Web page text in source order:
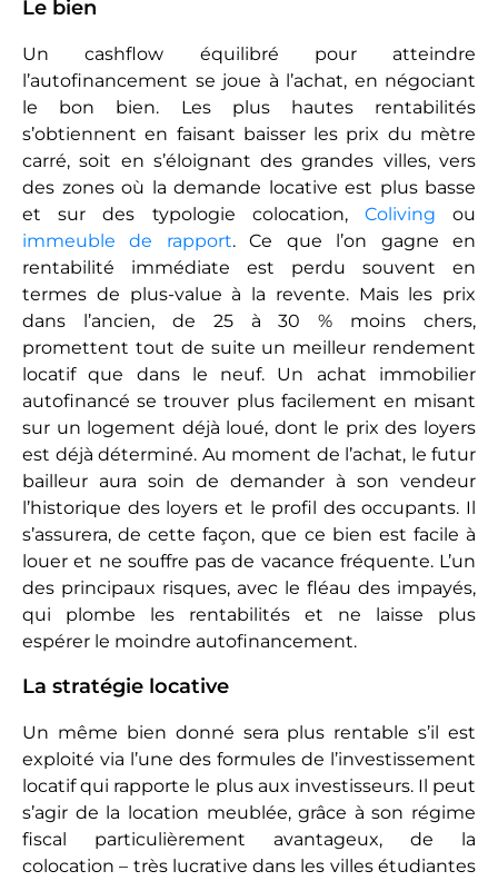
Le bien
Un cashflow équilibré pour atteindre
l’autofinancement se joue à l’achat, en négociant
le bon bien. Les plus hautes rentabilités
s’obtiennent en faisant baisser les prix du mètre
carré, soit en s’éloignant des grandes villes, vers
des zones où la demande locative est plus basse
et sur des typologie colocation, Coliving ou
immeuble de rapport. Ce que l’on gagne en
rentabilité immédiate est perdu souvent en
termes de plus-value à la revente. Mais les prix
dans l’ancien, de 25 à 30 % moins chers,
promettent tout de suite un meilleur rendement
locatif que dans le neuf. Un achat immobilier
autofinancé se trouver plus facilement en misant
sur un logement déjà loué, dont le prix des loyers
est déjà déterminé. Au moment de l’achat, le futur
bailleur aura soin de demander à son vendeur
l’historique des loyers et le profil des occupants. Il
s’assurera, de cette façon, que ce bien est facile à
louer et ne souffre pas de vacance fréquente. L’un
des principaux risques, avec le fléau des impayés,
qui plombe les rentabilités et ne laisse plus
espérer le moindre autofinancement.
La stratégie locative
Un même bien donné sera plus rentable s’il est
exploité via l’une des formules de l’investissement
locatif qui rapporte le plus aux investisseurs. Il peut
s’agir de la location meublée, grâce à son régime
fiscal particulièrement avantageux, de la
colocation – très lucrative dans les villes étudiantes